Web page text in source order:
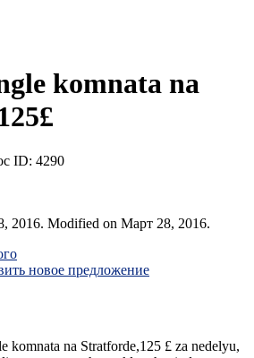
komnata na
ID: 4290
2016. Modified on Март 28, 2016.
новое предложение
komnata na Stratforde,125 £ za nedelyu,